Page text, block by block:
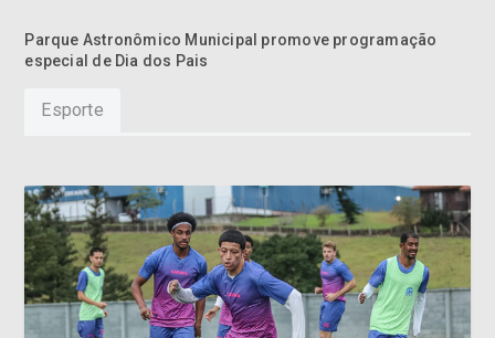
Parque Astronômico Municipal promove programação
especial de Dia dos Pais
Esporte